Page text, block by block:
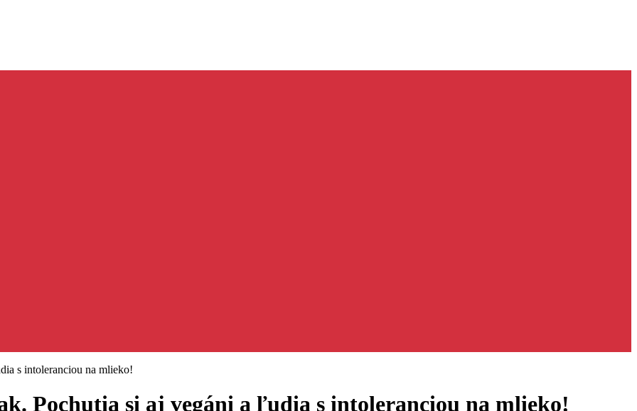
s intoleranciou na mlieko!
Pochutia si aj vegáni a ľudia s intoleranciou na mlieko!